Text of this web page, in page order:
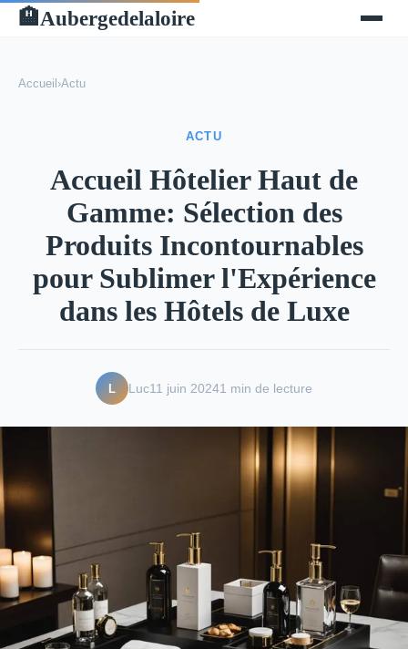
🏨Aubergedelaloire
Accueil ›Actu
ACTU
Accueil Hôtelier Haut de
Gamme: Sélection des
Produits Incontournables
pour Sublimer l'Expérience
dans les Hôtels de Luxe
L Luc11 juin 20241 min de lecture